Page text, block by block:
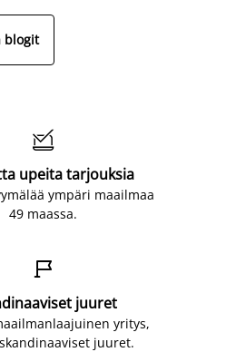
blogit

upeita tarjouksia
ympäri maailmaa
49 maassa.

juuret
yritys,
juuret.